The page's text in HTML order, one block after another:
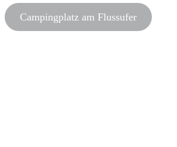
Campingplatz am Flussufer